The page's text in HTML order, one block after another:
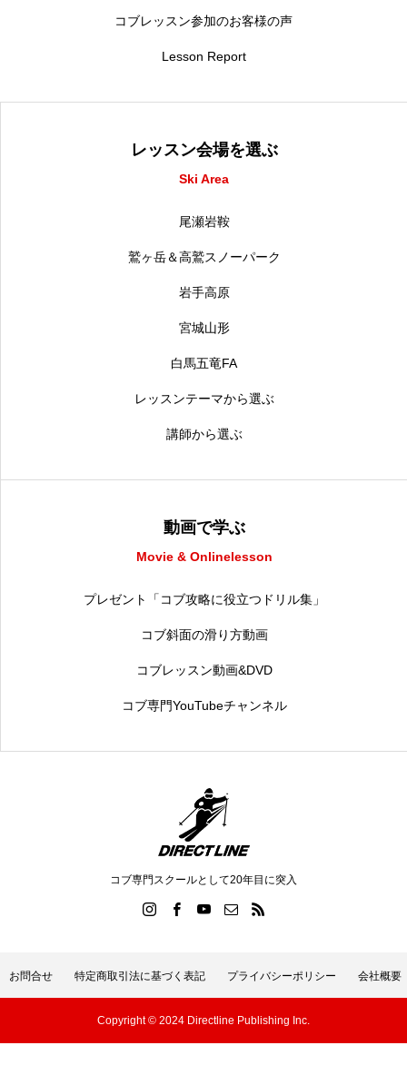
コブレッスン参加のお客様の声
Lesson Report
レッスン会場を選ぶ
Ski Area
尾瀬岩鞍
鷲ヶ岳＆高鷲スノーパーク
岩手高原
宮城山形
白馬五竜FA
レッスンテーマから選ぶ
講師から選ぶ
動画で学ぶ
Movie & Onlinelesson
プレゼント「コブ攻略に役立つドリル集」
コブ斜面の滑り方動画
コブレッスン動画&DVD
コブ専門YouTubeチャンネル
コブ専門スクールとして20年目に突入
お問合せ 特定商取引法に基づく表記 プライバシーポリシー 会社概要
Copyright © 2024 Directline Publishing Inc.